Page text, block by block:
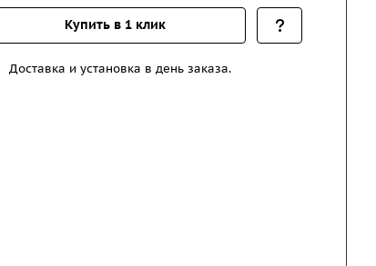
Купить в 1 клик
Доставка и установка в день заказа.